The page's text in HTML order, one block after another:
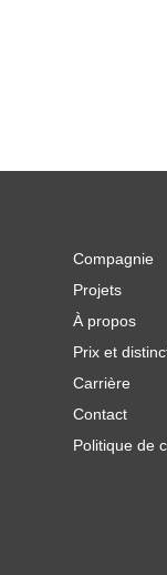
Compagnie
Projets
À propos
Prix et
Carrière
Contact
Politique de